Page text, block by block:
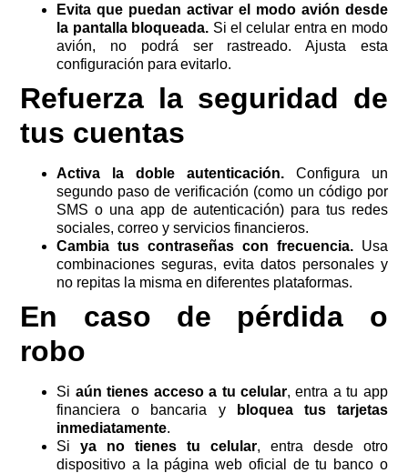
Evita que puedan activar el modo avión desde
la pantalla bloqueada. Si el celular entra en modo
avión, no podrá ser rastreado. Ajusta esta
configuración para evitarlo.
Refuerza la seguridad de
tus cuentas
Activa la doble autenticación.Configura un
segundo paso de verificación (como un código por
SMS o una app de autenticación) para tus redes
sociales, correo y servicios financieros.
Cambia tus contraseñas con frecuencia.Usa
combinaciones seguras, evita datos personales y
no repitas la misma en diferentes plataformas.
En caso de pérdida o
robo
Si aún tienes acceso a tu celular, entra a tu app
financiera o bancaria y
bloquea tus tarjetas
inmediatamente.
Siya no tienes tu celular, entra desde otro
dispositivo a la página web oficial de tu banco o